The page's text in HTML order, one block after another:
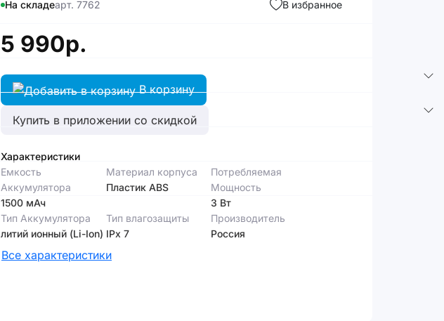
На складеарт. 7762 В избранное
5 990р.
В корзину
Купить в приложении со скидкой
Характеристики
Емкость
Аккумулятора
1500 мАч
Материал корпуса
Пластик ABS
Потребляемая
Мощность
3 Вт
Тип Аккумулятора
литий ионный (Li-Ion)
Тип влагозащиты
IPx 7
Производитель
Россия
Все характеристики